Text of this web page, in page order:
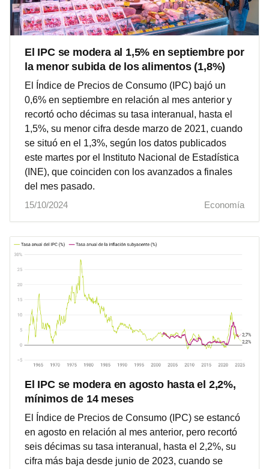
El IPC se modera al 1,5% en septiembre por
la menor subida de los alimentos (1,8%)
El Índice de Precios de Consumo (IPC) bajó un
0,6% en septiembre en relación al mes anterior y
recortó ocho décimas su tasa interanual, hasta el
1,5%, su menor cifra desde marzo de 2021, cuando
se situó en el 1,3%, según los datos publicados
este martes por el Instituto Nacional de Estadística
(INE), que coinciden con los avanzados a finales
del mes pasado.
15/10/2024
Economía
El IPC se modera en agosto hasta el 2,2%,
mínimos de 14 meses
El Índice de Precios de Consumo (IPC) se estancó
en agosto en relación al mes anterior, pero recortó
seis décimas su tasa interanual, hasta el 2,2%, su
cifra más baja desde junio de 2023, cuando se